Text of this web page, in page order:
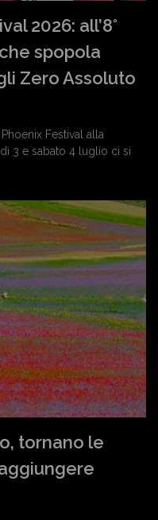
2026: all’8°
spopola
Zero Assoluto
Festival alla
3 e sabato 4 luglio ci si
tornano le